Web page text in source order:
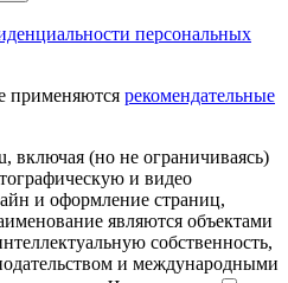
персональных
применяются рекомендательные
включая (но не ограничиваясь)
и видео
и оформление страниц,
являются объектами
собственность,
и международными